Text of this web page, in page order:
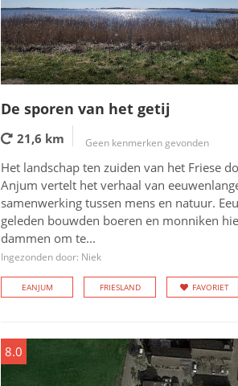
De sporen van het getij
21,6 km Geen kenmerken gevonden
Het landschap ten zuiden van het Friese
Anjum vertelt het verhaal van
samenwerking tussen mens en natuur.
geleden bouwden boeren en monniken
dammen om te...
Ingezonden door: Niek
EANJUM FRIESLAND FAVORIET
8.0